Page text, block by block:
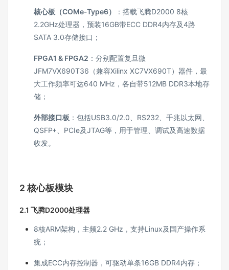
核心板（COMe‑Type6）
：搭载飞腾D2000 8核
2.2GHz处理器，预装16GB带ECC DDR4内存及4路
SATA 3.0存储接口；
FPGA1 & FPGA2 ：分别配置复旦微
JFM7VX690T36（兼容Xilinx XC7VX690T）器件，最
大工作频率可达640 MHz，各自带512MB DDR3本地存
储；
外部接口板 ：包括USB3.0/2.0、RS232、千兆以太网、
QSFP+、PCIe及JTAG等，用于管理、调试及高速数据
收发。
2 核心板模块
2.1 飞腾D2000处理器
8核ARM架构，主频2.2 GHz，支持Linux及国产操作系
统；
集成ECC内存控制器，可驱动单条16GB DDR4内存；